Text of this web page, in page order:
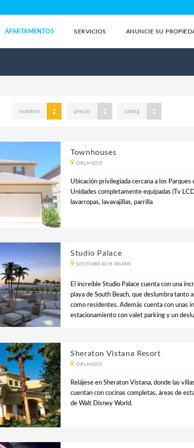
APARTAMENTOS SERVICIOS ANUNCIE SU
nombre precio rating
Townhouses
ORLANDO
Ubicación privilegiada cercana a los
Unidades completamente equipadas (Tv
lavarropas, lavavajillas, parrilla
Studio Palace
SOUTHBEACH MIAMI
El increíble Studio Palace cuenta con una
playa de South Beach, que deslumbra tanto
como residentes. Además cuenta con unas
estacionamiento con valet parking y un
Sheraton Vistana Resort
ORLANDO
Relájese en Sheraton Vistana, donde las
cuentan con cocinas completas, áreas de
de Walt Disney World.